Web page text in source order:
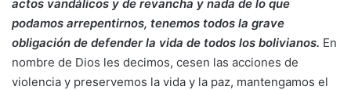
actos vandálicos y de revancha y nada de lo que
podamos arrepentirnos, tenemos todos la grave
obligación de defender la vida de todos los bolivianos. En
nombre de Dios les decimos, cesen las acciones de
violencia y preservemos la vida y la paz, mantengamos el